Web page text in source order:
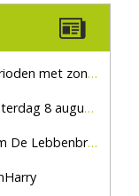
zon en droog
Haaksbergen
Lebbenbrugge